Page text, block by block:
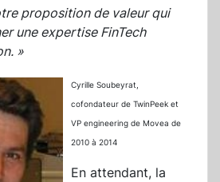
proposition de valeur qui
une expertise FinTech
»
Cyrille Soubeyrat,
cofondateur de TwinPeek et
VP engineering de Movea de
2010 à 2014
En attendant, la